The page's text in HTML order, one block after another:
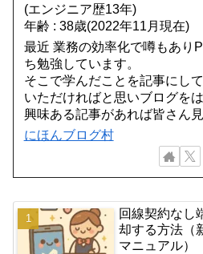
(エンジニア歴13年)
年齢 : 38歳(2022年11月現在)
最近 業務の効率化で噂もあり
ち勉強しています。
そこで学んだことを記事にし
いただければと思いブログを
興味ある記事があれば皆さん
にほんブログ村
回線契約なし
却する方法（
マニュアル）